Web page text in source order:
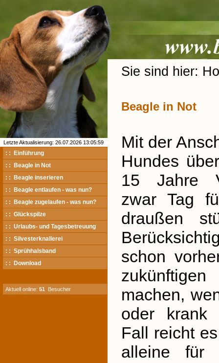
Letzte Aktualisierung: 26.07.2026 13:05:59
: : Einführung
: : Beagle in Not
: : Beagle inserieren
: : Beagle entlaufen - was nun?
: : Beagle zugelaufen - was nun?
: : Glückspilze
: : Urlaubs- und Tagesbetreuung
: : Silvesterknallerei
: : Sprühhalsband
: : Download
Aktuell online: 51 Besucher
Sie sind hier:
Beagle in Not
Mit der
Hundes
15 Jahre
zwar Tag
draußen
schon
machen,
oder krank
Fall reicht
alleine für